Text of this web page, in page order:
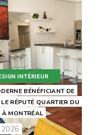
INTÉRIEUR
BÉNÉFICIANT DE
RÉPUTÉ QUARTIER DU
À MONTRÉAL